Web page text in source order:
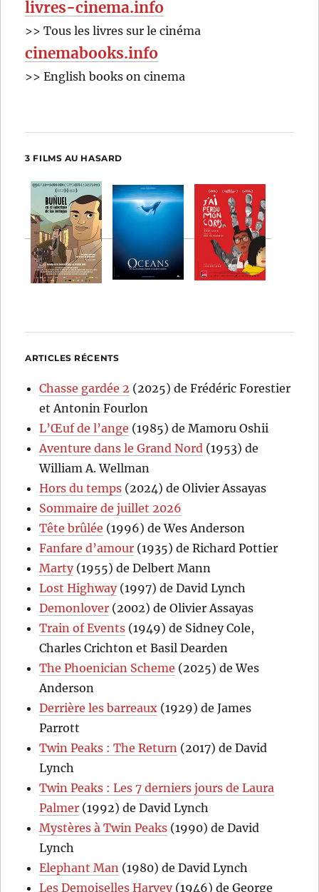
livres-cinema.info
>> Tous les livres sur le cinéma
cinemabooks.info
>> English books on cinema
3 FILMS AU HASARD
ARTICLES RÉCENTS
Chasse gardée 2 (2025) de Frédéric Forestier
et Antonin Fourlon
L’Œuf de l’ange (1985) de Mamoru Oshii
Aventure dans le Grand Nord (1953) de
William A. Wellman
Hors du temps (2024) de Olivier Assayas
Sommaire de juillet 2026
Tête brûlée (1996) de Wes Anderson
Fanfare d’amour (1935) de Richard Pottier
Marty(1955) de Delbert Mann
Lost Highway(1997) de David Lynch
Demonlover (2002) de Olivier Assayas
Train of Events (1949) de Sidney Cole,
Charles Crichton et Basil Dearden
The Phoenician Scheme (2025) de Wes
Anderson
Derrière les barreaux (1929) de James
Parrott
Twin Peaks : The Return (2017) de David
Lynch
Twin Peaks : Les 7 derniers jours de Laura
Palmer (1992) de David Lynch
Mystères à Twin Peaks (1990) de David
Lynch
Elephant Man (1980) de David Lynch
Les Demoiselles Harvey(1946) de George